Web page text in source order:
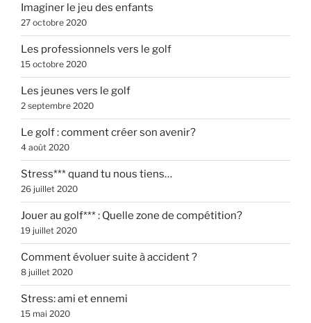
Imaginer le jeu des enfants
27 octobre 2020
Les professionnels vers le golf
15 octobre 2020
Les jeunes vers le golf
2 septembre 2020
Le golf : comment créer son avenir?
4 août 2020
Stress*** quand tu nous tiens…
26 juillet 2020
Jouer au golf*** : Quelle zone de compétition?
19 juillet 2020
Comment évoluer suite à accident ?
8 juillet 2020
Stress: ami et ennemi
15 mai 2020